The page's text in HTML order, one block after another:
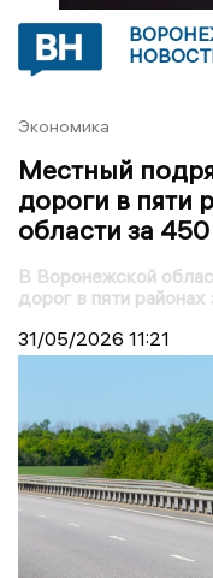
Экономика
Местный
дороги в пяти
области за
В Воронежской
дорог в пяти
31/05/2026 11:21